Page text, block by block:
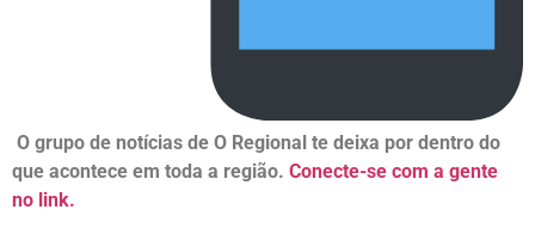
O grupo de notícias de O Regional te deixa por dentro do
que acontece em toda a região. Conecte-se com a gente
no link.